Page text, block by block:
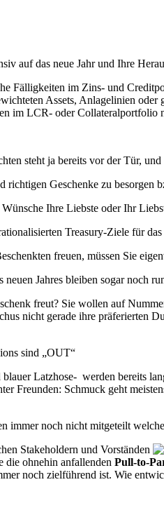
auf das neue Jahr und Ihre
Fälligkeiten im Zins- und
Assets, Anlagelinien oder
im LCR- oder
steht ja bereits vor der Tür,
richtigen Geschenke zu
Ihre Liebste oder Ihr
Treasury-Ziele für
freuen, müssen Sie
Jahres bleiben sogar noch
freut? Sie wollen auf
nicht gerade ihre präferierten
sind „OUT“
Latzhose- werden bereits
Freunden: Schmuck geht
noch nicht mitgeteilt
Stakeholdern und Vorständen
die ohnehin anfallenden Pull-to-
noch zielführend ist. Wie